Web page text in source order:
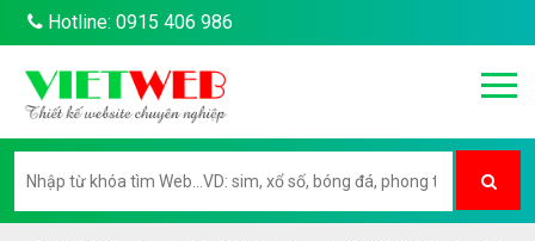
Hotline: 0915 406 986